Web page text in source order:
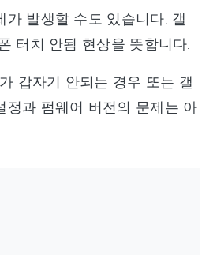
발생할 수도 있습니다. 갤
터치 안됨 현상을 뜻합니다.
갑자기 안되는 경우 또는 갤
정과 펌웨어 버전의 문제는 아